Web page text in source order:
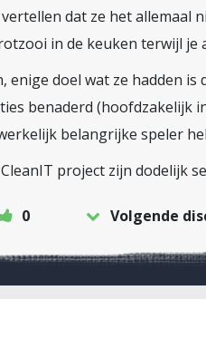
dat ze het allemaal
in de keuken terwijl
enige doel wat ze hadden is
benaderd (hoofdzakelijk
belangrijke speler
project zijn dodelijk
0 Volgende